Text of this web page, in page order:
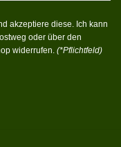
akzeptiere diese. Ich kann
oder über den
widerrufen. (*Pflichtfeld)